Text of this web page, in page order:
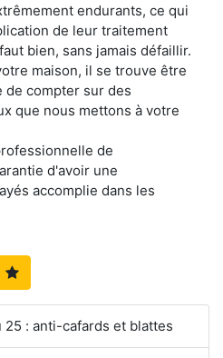
endurants, ce qui
de leur traitement
bien, sans jamais défaillir.
maison, il se trouve être
compter sur des
que nous mettons à votre
de
d'avoir une
accomplie dans les
: anti-cafards et blattes